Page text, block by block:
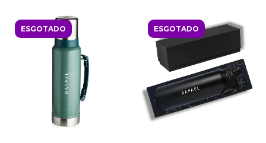
ESGOTADO ESGOTADO